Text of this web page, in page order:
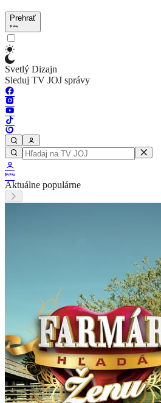
Prehrať
Svetlý Dizajn
Sleduj TV JOJ správy
Aktuálne populárne